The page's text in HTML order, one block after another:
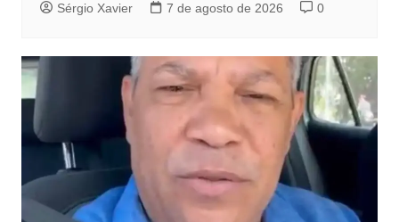
Sérgio Xavier 7 de agosto de 2026 0